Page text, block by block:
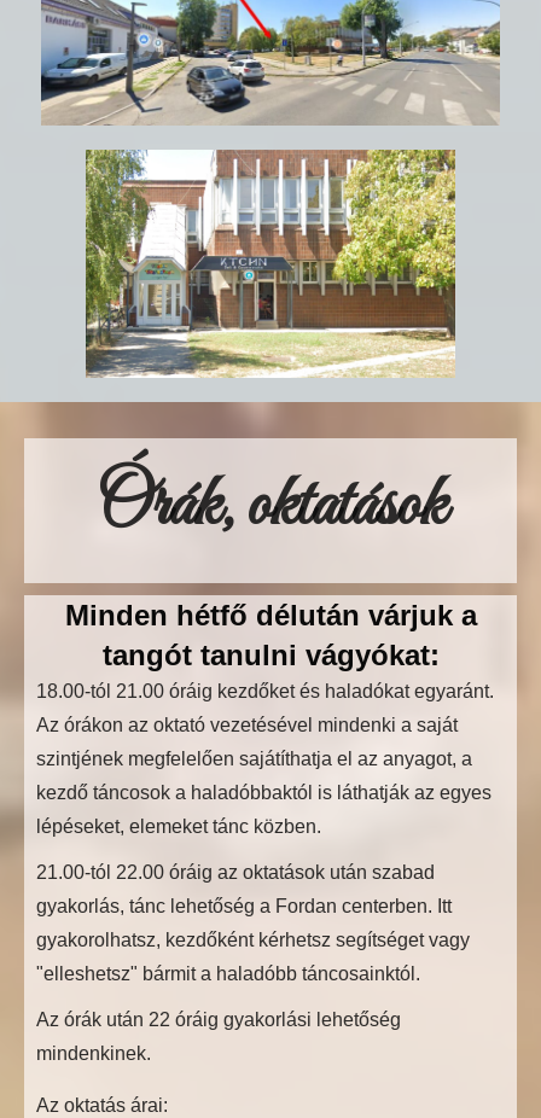
Órák, oktatások
Minden hétfő délután várjuk a
tangót tanulni vágyókat:
18.00-tól 21.00 óráig kezdőket és haladókat egyaránt.
Az órákon az oktató vezetésével mindenki a saját
szintjének megfelelően sajátíthatja el az anyagot, a
kezdő táncosok a haladóbbaktól is láthatják az egyes
lépéseket, elemeket tánc közben.
21.00-tól 22.00 óráig az oktatások után szabad
gyakorlás, tánc lehetőség a Fordan centerben. Itt
gyakorolhatsz, kezdőként kérhetsz segítséget vagy
"elleshetsz" bármit a haladóbb táncosainktól.
Az órák után 22 óráig gyakorlási lehetőség
mindenkinek.
Az oktatás árai: